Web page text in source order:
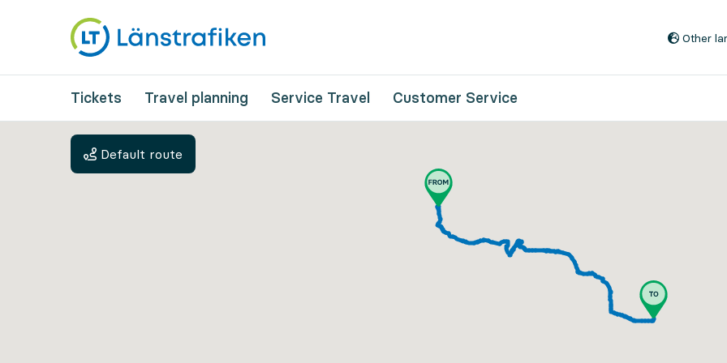
Other
Tickets Travel planning Service Travel Customer Service
Default route